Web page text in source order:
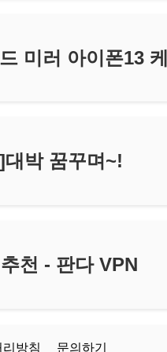
미러 아이폰13
박 꿈꾸며~!
천 - 판다 VPN
방침 문의하기